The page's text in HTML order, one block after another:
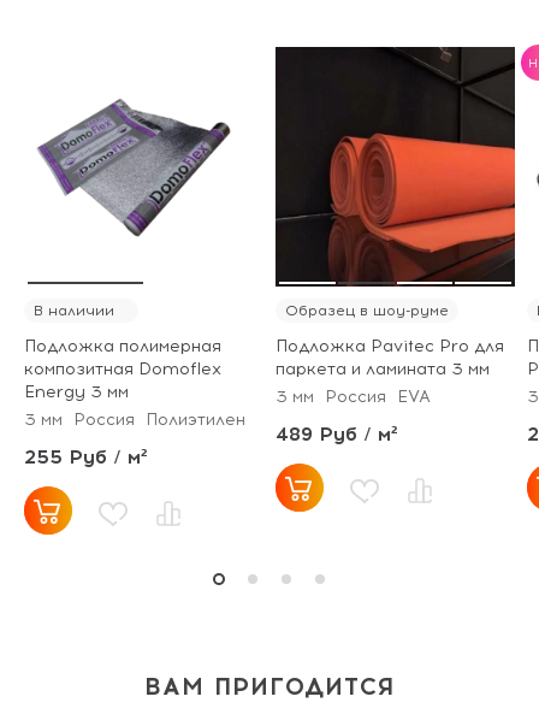
В наличии
Подложка полимерная
композитная Domoflex
Energy 3 мм
3 мм
Россия Полиэтилен
255 Руб / м²
Образец в шоу-руме
Подложка Pavitec Pro для
паркета и ламината 3 мм
3 мм
Россия EVA
489 Руб / м²
ВАМ ПРИГОДИТСЯ